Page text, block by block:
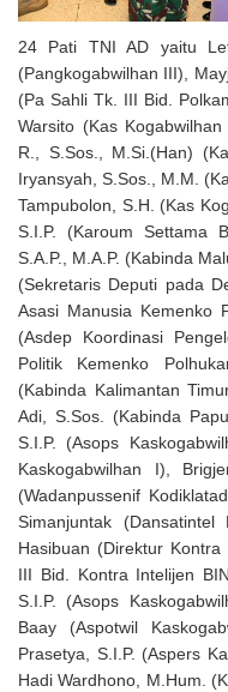
24 Pati TNI AD yaitu
(Pangkogabwilhan III),
(Pa Sahli Tk. III Bid.
Warsito (Kas
R., S.Sos., M.Si.(Han)
Iryansyah, S.Sos., M.M.
Tampubolon, S.H. (Kas
S.I.P. (Karoum Settama
S.A.P., M.A.P. (Kabinda
(Sekretaris Deputi pada
Asasi Manusia Kemenko
(Asdep Koordinasi
Politik Kemenko
(Kabinda Kalimantan
Adi, S.Sos. (Kabinda
S.I.P. (Asops
Kaskogabwilhan I),
(Wadanpussenif
Simanjuntak
Hasibuan (Direktur
III Bid. Kontra Intelijen
S.I.P. (Asops
Baay (Aspotwil
Prasetya, S.I.P. (Aspers
Hadi Wardhono, M.Hum.